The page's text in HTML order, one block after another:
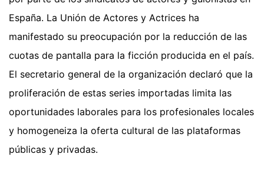
España. La Unión de Actores y Actrices ha
manifestado su preocupación por la reducción de las
cuotas de pantalla para la ficción producida en el país.
El secretario general de la organización declaró que la
proliferación de estas series importadas limita las
oportunidades laborales para los profesionales locales
y homogeneiza la oferta cultural de las plataformas
públicas y privadas.